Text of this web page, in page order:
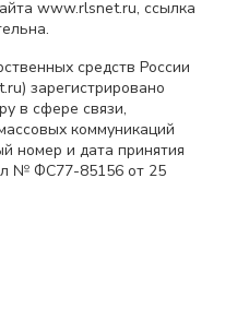
www.rlsnet.ru, ссылка
средств России
зарегистрировано
в сфере связи,
коммуникаций
номер и дата принятия
№ ФС77-85156 от 25